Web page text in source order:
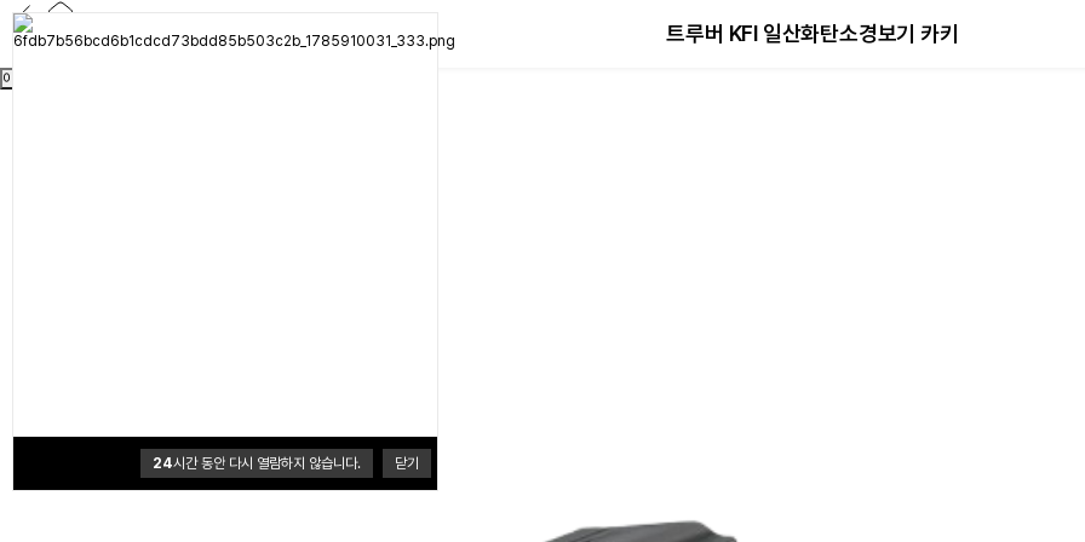
24시간 동안 다시 열람하지 않습니다. 닫기
트루버 KFI 일산화탄소경보기 카키
이전